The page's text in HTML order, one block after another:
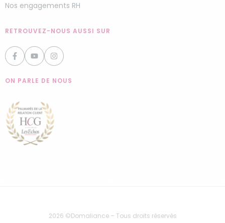
Nos engagements RH
RETROUVEZ-NOUS AUSSI SUR
ON PARLE DE NOUS
2026 ©Domaliance – Tous droits réservés